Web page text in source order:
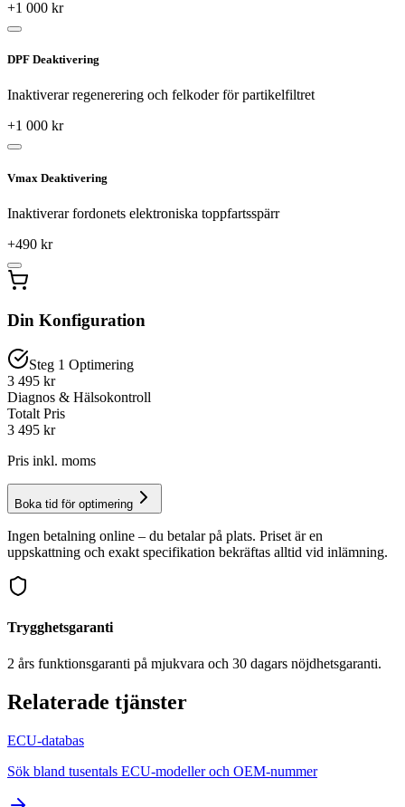
+1 000 kr
DPF Deaktivering
Inaktiverar regenerering och felkoder för partikelfiltret
+1 000 kr
Vmax Deaktivering
Inaktiverar fordonets elektroniska toppfartsspärr
+490 kr
Din Konfiguration
Steg 1 Optimering
3 495 kr
Diagnos & Hälsokontroll
Totalt Pris
3 495 kr
Pris inkl. moms
Boka tid för optimering
Ingen betalning online – du betalar på plats. Priset är en
uppskattning och exakt specifikation bekräftas alltid vid inlämning.
Trygghetsgaranti
2 års funktionsgaranti på mjukvara och 30 dagars nöjdhetsgaranti.
Relaterade tjänster
ECU-databas
Sök bland tusentals ECU-modeller och OEM-nummer